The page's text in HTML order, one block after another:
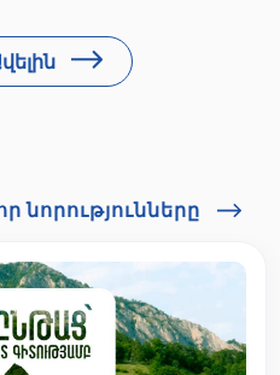
նորությունները